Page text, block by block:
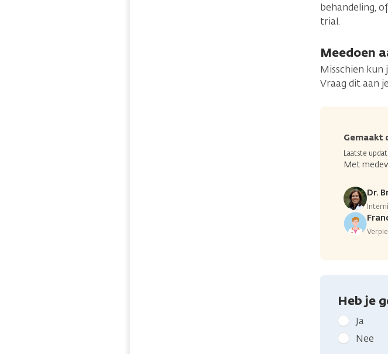
behandeling,
trial.
Meedoen
Misschien kun
Vraag dit aan
Gemaakt
Laatste
Met
Dr.
Heb je
Geef
kanker.nl
feedback:
Ja
Nee